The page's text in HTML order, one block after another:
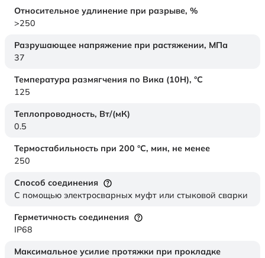
Относительное удлинение при разрыве, %
>250
Разрушающее напряжение при растяжении, МПа
37
Температура размягчения по Вика (10Н), °C
125
Теплопроводность, Вт/(мК)
0.5
Термостабильность при 200 °С, мин, не менее
250
Способ соединения
С помощью электросварных муфт или стыковой сварки
Герметичность соединения
IP68
Максимальное усилие протяжки при прокладке